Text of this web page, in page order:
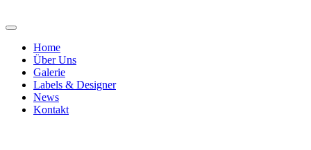
Home
Über Uns
Galerie
Labels & Designer
News
Kontakt